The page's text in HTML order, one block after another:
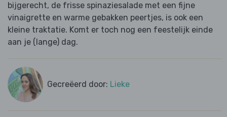
bijgerecht, de frisse spinaziesalade met een fijne
vinaigrette en warme gebakken peertjes, is ook een
kleine traktatie. Komt er toch nog een feestelijk einde
aan je (lange) dag.
Gecreëerd door: Lieke